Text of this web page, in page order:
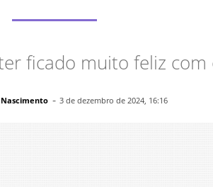
ficado muito feliz com
Nascimento - 3 de dezembro de 2024, 16:16